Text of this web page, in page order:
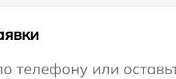
телефону или